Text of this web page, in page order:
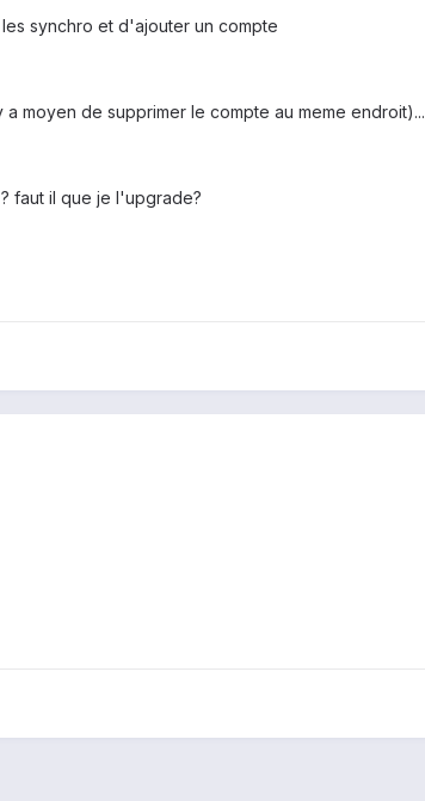
synchro et d'ajouter un compte
moyen de supprimer le compte au meme endroit)...
faut il que je l'upgrade?